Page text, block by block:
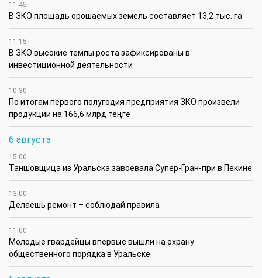
11:45
В ЗКО площадь орошаемых земель составляет 13,2 тыс. га
11:15
В ЗКО высокие темпы роста зафиксированы в
инвестиционной деятельности
10:30
По итогам первого полугодия предприятия ЗКО произвели
продукции на 166,6 млрд теңге
6 августа
15:00
Таншовщица из Уральска завоевала Супер-Гран-при в Пекине
13:00
Делаешь ремонт – соблюдай правила
11:00
Молодые гвардейцы впервые вышли на охрану
общественного порядка в Уральске